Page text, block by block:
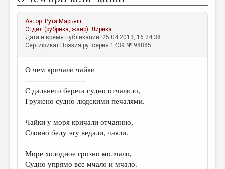
ЖАНРЫ
АВТОРЫ
КОММЕНТАРИИ
ЛИТСАЛОН
НОВОСТИ
ПРАВИЛА САЙТА
ИЗБРАННОЕ
ПРОИЗВЕДЕНИЯ
Автор: Рута Марьяш
Отдел (рубрика, жанр):Лирика
Дата и время публикации: 25.04.2013, 16:24:38
Сертификат Поэзия.ру: серия 1439 № 98885
О чем кричали чайки
------------------------
С дальнего берега судно отчалило,
Гружено судно людскими печалями.
Чайки у моря кричали отчаянно,
Словно беду эту ведали, чаяли.
Море холодное грозно молчало,
Судно упрямо все мчало и мчало.